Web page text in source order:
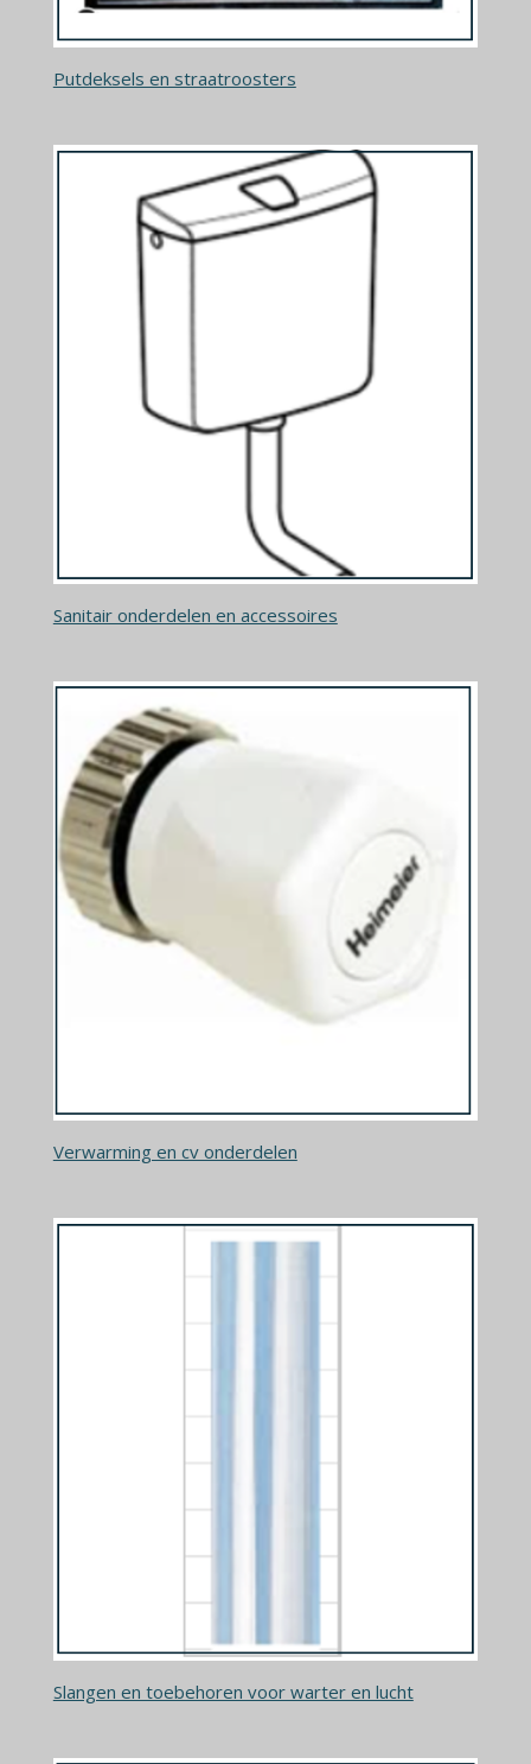
Putdeksels en straatroosters
Sanitair onderdelen en accessoires
Verwarming en cv onderdelen
Slangen en toebehoren voor warter en lucht